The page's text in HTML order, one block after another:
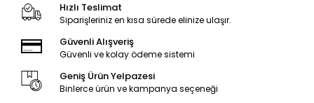
Hızlı Teslimat
Siparişleriniz en kısa sürede elinize ulaşır.
Güvenli Alışveriş
Güvenli ve kolay ödeme sistemi
Geniş Ürün Yelpazesi
Binlerce ürün ve kampanya seçeneği